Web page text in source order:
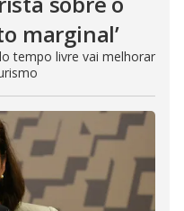
marginal’
tempo livre vai melhorar